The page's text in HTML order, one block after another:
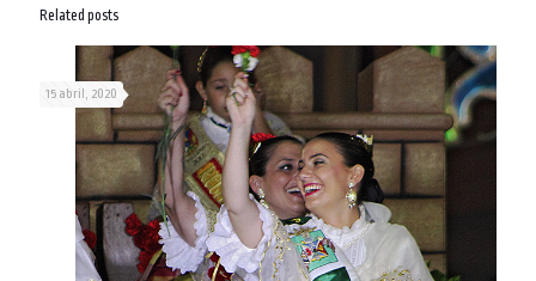
Related posts
15 abril, 2020